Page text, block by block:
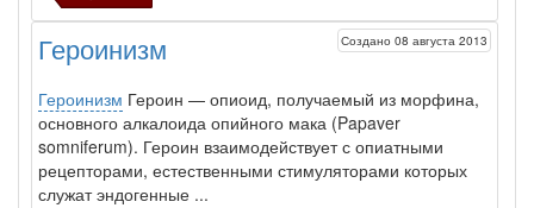
Героинизм Создано 08 августа 2013
Героинизм Героин — опиоид, получаемый из морфина,
основного алкалоида опийного мака (Papaver
somniferum). Героин взаимодействует с опиатными
рецепторами, естественными стимуляторами которых
служат эндогенные ...